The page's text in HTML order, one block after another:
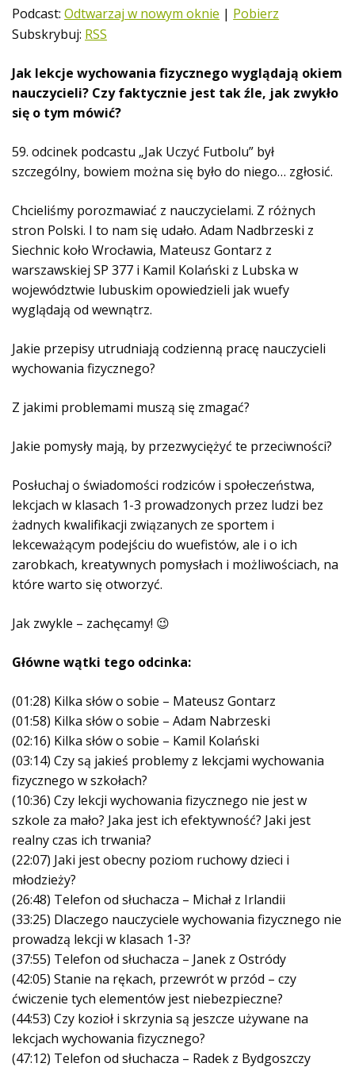
t
w
a
z
a
c
p
l
k
ó
w
d
ź
w
ę
k
w
c
Podcast:Odtwarzaj w nowym oknie | Pobierz
Subskrybuj: RSS
Jak lekcje wychowania fizycznego wyglądają okiem
nauczycieli? Czy faktycznie jest tak źle, jak zwykło
się o tym mówić?
59. odcinek podcastu „Jak Uczyć Futbolu” był
szczególny, bowiem można się było do niego… zgłosić.
Chcieliśmy porozmawiać z nauczycielami. Z różnych
stron Polski. I to nam się udało. Adam Nadbrzeski z
Siechnic koło Wrocławia, Mateusz Gontarz z
warszawskiej SP 377 i Kamil Kolański z Lubska w
województwie lubuskim opowiedzieli jak wuefy
wyglądają od wewnątrz.
Jakie przepisy utrudniają codzienną pracę nauczycieli
wychowania fizycznego?
Z jakimi problemami muszą się zmagać?
Jakie pomysły mają, by przezwyciężyć te przeciwności?
Posłuchaj o świadomości rodziców i społeczeństwa,
lekcjach w klasach 1-3 prowadzonych przez ludzi bez
żadnych kwalifikacji związanych ze sportem i
lekceważącym podejściu do wuefistów, ale i o ich
zarobkach, kreatywnych pomysłach i możliwościach, na
które warto się otworzyć.
Jak zwykle – zachęcamy! 😉
Główne wątki tego odcinka:
(01:28) Kilka słów o sobie – Mateusz Gontarz
(01:58) Kilka słów o sobie – Adam Nabrzeski
(02:16) Kilka słów o sobie – Kamil Kolański
(03:14) Czy są jakieś problemy z lekcjami wychowania
fizycznego w szkołach?
(10:36) Czy lekcji wychowania fizycznego nie jest w
szkole za mało? Jaka jest ich efektywność? Jaki jest
realny czas ich trwania?
(22:07) Jaki jest obecny poziom ruchowy dzieci i
młodzieży?
(26:48) Telefon od słuchacza – Michał z Irlandii
(33:25) Dlaczego nauczyciele wychowania fizycznego nie
prowadzą lekcji w klasach 1-3?
(37:55) Telefon od słuchacza – Janek z Ostródy
(42:05) Stanie na rękach, przewrót w przód – czy
ćwiczenie tych elementów jest niebezpieczne?
(44:53) Czy kozioł i skrzynia są jeszcze używane na
lekcjach wychowania fizycznego?
(47:12) Telefon od słuchacza – Radek z Bydgoszczy